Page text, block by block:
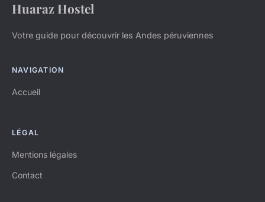
Huaraz Hostel
Votre guide pour découvrir les Andes péruviennes
NAVIGATION
Accueil
LÉGAL
Mentions légales
Contact